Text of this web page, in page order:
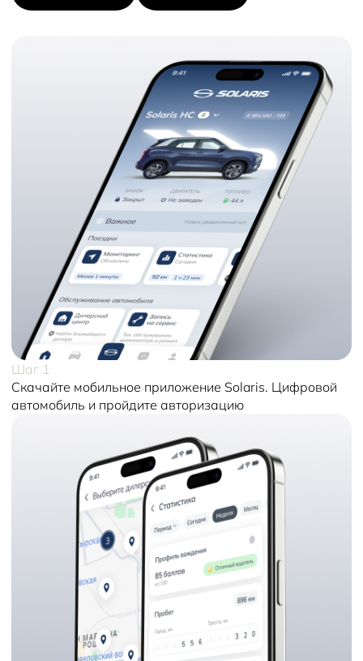
Шаг 1
Скачайте мобильное приложение Solaris. Цифровой
автомобиль и пройдите авторизацию